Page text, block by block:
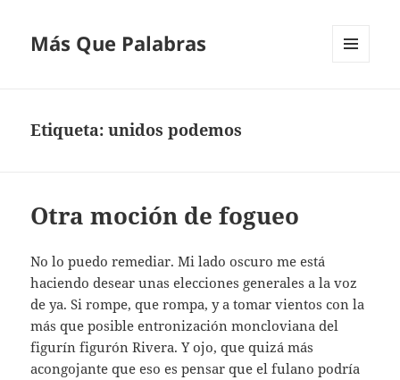
Más Que Palabras
Etiqueta:unidos podemos
Otra moción de fogueo
No lo puedo remediar. Mi lado oscuro me está
haciendo desear unas elecciones generales a la voz
de ya. Si rompe, que rompa, y a tomar vientos con la
más que posible entronización moncloviana del
figurín figurón Rivera. Y ojo, que quizá más
acongojante que eso es pensar que el fulano podría